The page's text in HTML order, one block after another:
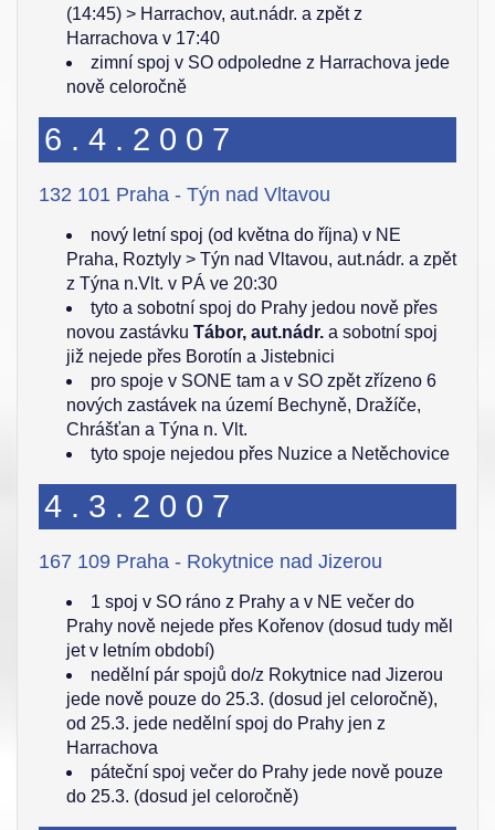
(14:45) > Harrachov, aut.nádr. a zpět z
Harrachova v 17:40
zimní spoj v SO odpoledne z Harrachova jede
nově celoročně
6.4.2007
132 101 Praha - Týn nad Vltavou
nový letní spoj (od května do října) v NE
Praha, Roztyly > Týn nad Vltavou, aut.nádr. a zpět
z Týna n.Vlt. v PÁ ve 20:30
tyto a sobotní spoj do Prahy jedou nově přes
novou zastávku Tábor, aut.nádr. a sobotní spoj
již nejede přes Borotín a Jistebnici
pro spoje v SONE tam a v SO zpět zřízeno 6
nových zastávek na území Bechyně, Dražíče,
Chrášťan a Týna n. Vlt.
tyto spoje nejedou přes Nuzice a Netěchovice
4.3.2007
167 109 Praha - Rokytnice nad Jizerou
1 spoj v SO ráno z Prahy a v NE večer do
Prahy nově nejede přes Kořenov (dosud tudy měl
jet v letním období)
nedělní pár spojů do/z Rokytnice nad Jizerou
jede nově pouze do 25.3. (dosud jel celoročně),
od 25.3. jede nedělní spoj do Prahy jen z
Harrachova
páteční spoj večer do Prahy jede nově pouze
do 25.3. (dosud jel celoročně)